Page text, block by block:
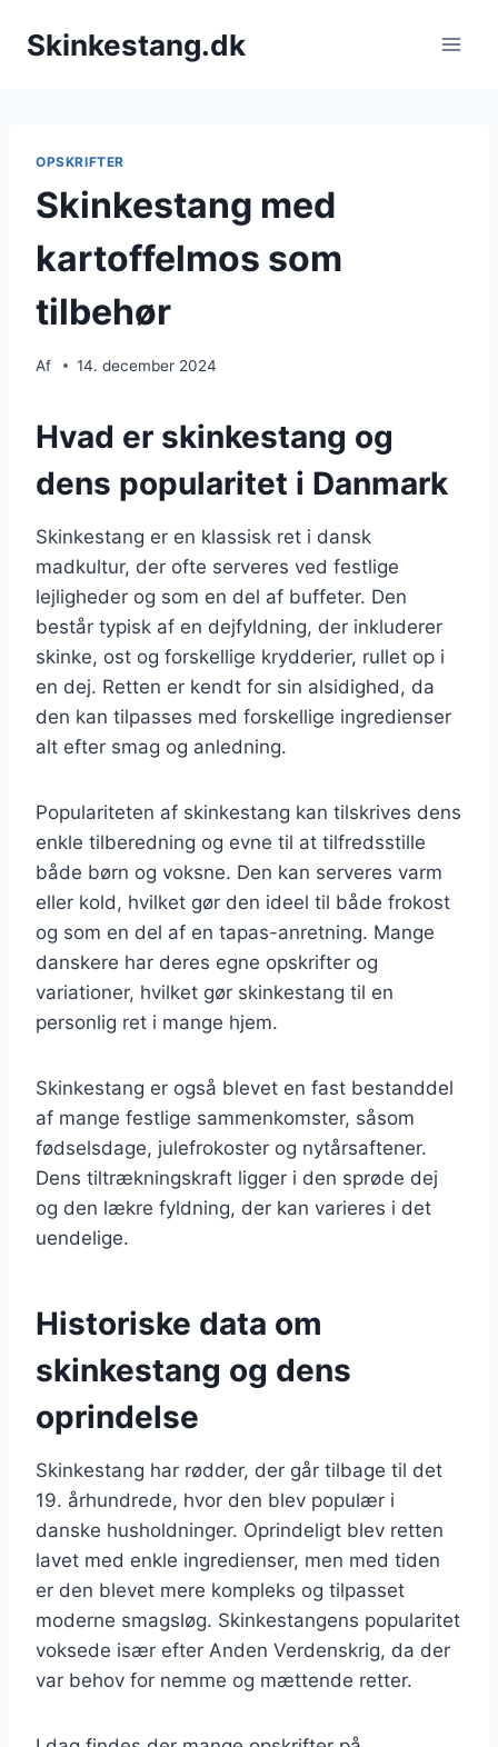
Skinkestang.dk
OPSKRIFTER
Skinkestang med
kartoffelmos som
tilbehør
Af 14. december 2024
Hvad er skinkestang og
dens popularitet i Danmark
Skinkestang er en klassisk ret i dansk
madkultur, der ofte serveres ved festlige
lejligheder og som en del af buffeter. Den
består typisk af en dejfyldning, der inkluderer
skinke, ost og forskellige krydderier, rullet op i
en dej. Retten er kendt for sin alsidighed, da
den kan tilpasses med forskellige ingredienser
alt efter smag og anledning.
Populariteten af skinkestang kan tilskrives dens
enkle tilberedning og evne til at tilfredsstille
både børn og voksne. Den kan serveres varm
eller kold, hvilket gør den ideel til både frokost
og som en del af en tapas-anretning. Mange
danskere har deres egne opskrifter og
variationer, hvilket gør skinkestang til en
personlig ret i mange hjem.
Skinkestang er også blevet en fast bestanddel
af mange festlige sammenkomster, såsom
fødselsdage, julefrokoster og nytårsaftener.
Dens tiltrækningskraft ligger i den sprøde dej
og den lækre fyldning, der kan varieres i det
uendelige.
Historiske data om
skinkestang og dens
oprindelse
Skinkestang har rødder, der går tilbage til det
19. århundrede, hvor den blev populær i
danske husholdninger. Oprindeligt blev retten
lavet med enkle ingredienser, men med tiden
er den blevet mere kompleks og tilpasset
moderne smagsløg. Skinkestangens popularitet
voksede især efter Anden Verdenskrig, da der
var behov for nemme og mættende retter.